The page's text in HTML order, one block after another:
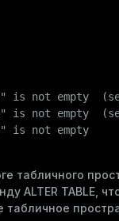
is not empty
is not empty
is not empty
табличного
ALTER TABLE ,